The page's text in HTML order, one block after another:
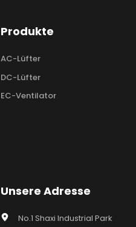
Produkte
AC-Lüfter
DC-Lüfter
EC-Ventilator
Unsere Adresse
No.1 Shaxi Industrial Park